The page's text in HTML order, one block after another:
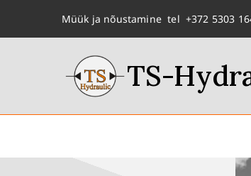
Müük ja nõustamine tel +372 5303
TS-